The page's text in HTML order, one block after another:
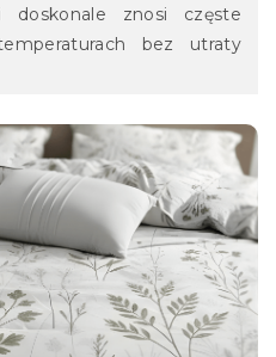
doskonale znosi częste
bez utraty